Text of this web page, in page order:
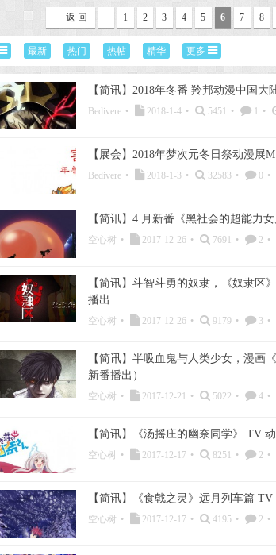
1 2 3 4 5 6 7 8
返 回
最新 热门 热帖 精华 更多
【简讯】2018年冬番 羚邦动漫中国
Bedivere • 2018-1-4 • 5451 • 1 •
【展会】2018年梦次元冬日祭动漫展
Bedivere • 2018-1-3 • 32583 • 0 •
【简讯】4 月新番《黑社会的超能力
空心树 • 2017-12-26 • 7691 • 2 •
【简讯】斗智斗勇的奴隶，《奴隶区
播出
空心树 • 2017-12-26 • 9179 • 3 •
【简讯】半吸血鬼与人类少女，漫画
新番播出）
空心树 • 2017-12-21 • 5022 • 4 •
【简讯】《汤摇庄的幽奈同学》 TV
空心树 • 2017-12-17 • 8251 • 2 •
【简讯】《食戟之灵》远月列车篇
空心树 • 2017-12-17 • 4195 • 2 •